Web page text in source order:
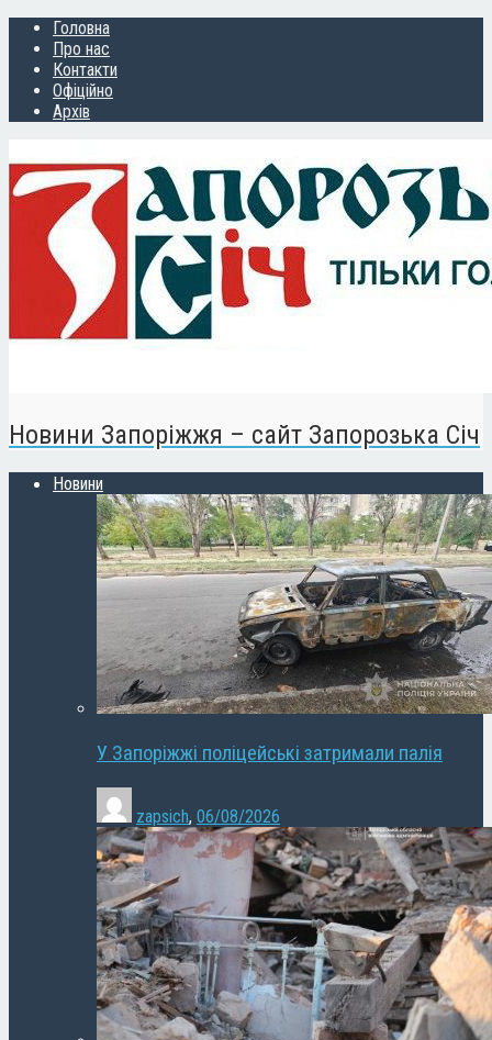
Головна
Про нас
Контакти
Офіційно
Архів
Новини Запоріжжя – сайт Запорозька Січ
Новини
У Запоріжжі поліцейські затримали палія
zapsich, 06/08/2026